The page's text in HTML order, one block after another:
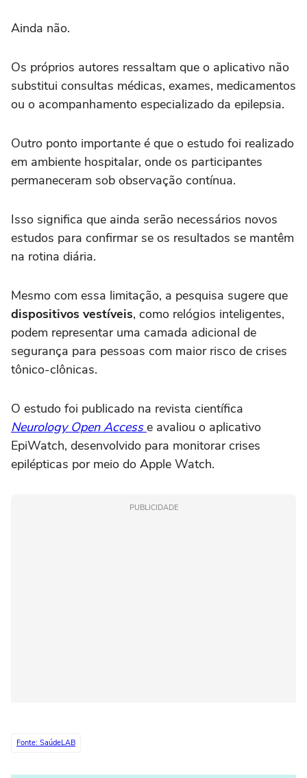
Ainda não.
Os próprios autores ressaltam que o aplicativo não
substitui consultas médicas, exames, medicamentos
ou o acompanhamento especializado da epilepsia.
Outro ponto importante é que o estudo foi realizado
em ambiente hospitalar, onde os participantes
permaneceram sob observação contínua.
Isso significa que ainda serão necessários novos
estudos para confirmar se os resultados se mantêm
na rotina diária.
Mesmo com essa limitação, a pesquisa sugere que
dispositivos vestíveis, como relógios inteligentes,
podem representar uma camada adicional de
segurança para pessoas com maior risco de crises
tônico-clônicas.
O estudo foi publicado na revista científica
Neurology Open Access e avaliou o aplicativo
EpiWatch, desenvolvido para monitorar crises
epilépticas por meio do Apple Watch.
PUBLICIDADE
Fonte: SaúdeLAB